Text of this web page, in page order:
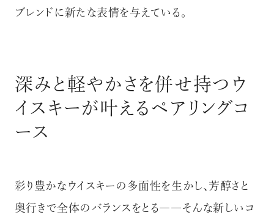
ブレンドに新たな表情を与えている。
深みと軽やかさを併せ持つウ
イスキーが叶えるペアリングコ
ース
彩り豊かなウイスキーの多面性を生かし、芳醇さと
奥行きで全体のバランスをとる――そんな新しいコ